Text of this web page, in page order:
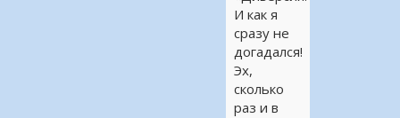
И как я
сразу не
догадался!
Эх,
сколько
раз и в